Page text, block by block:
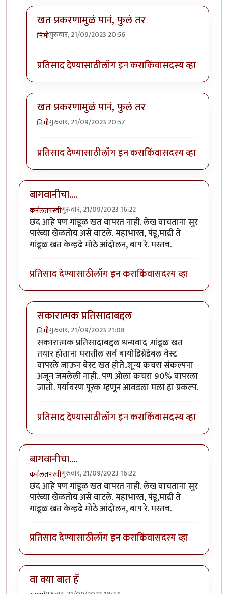
खत प्रकरणामुळं पानं, फुलं तर
निमीगुरुवार, 21/09/2023 20:56
प्रतिसाद देण्यासाठीलॉग इन कराकिंवासदस्य व्हा
खत प्रकरणामुळं पानं, फुलं तर
निमीगुरुवार, 21/09/2023 20:57
प्रतिसाद देण्यासाठीलॉग इन कराकिंवासदस्य व्हा
बागवानीचा....
कर्नलतपस्वीगुरुवार, 21/09/2023 16:22
छंद आहे पण गांडूळ खत वापरत नाही. लेख वाचताना सुर
पारंब्या खेळतोय असे वाटले. महाभारत, पंडू,माद्री ते
गांडूळ खत केव्हढे मोठे आंदोलन, बाप रे. मस्तच.
प्रतिसाद देण्यासाठीलॉग इन कराकिंवासदस्य व्हा
सकारात्मक प्रतिसादाबद्दल
निमीगुरुवार, 21/09/2023 21:08
In reply toबागवानीचा....byकर्नलतपस्वी
सकारात्मक प्रतिसादाबद्दल धन्यवाद .गांडूळ खत
तयार होताना घरातील सर्व बायोडिग्रेडेबल वेस्ट
वापरले जाऊन बेस्ट खत होते..शून्य कचरा संकल्पना
अजून जमलेली नाही.. पण ओला कचरा 90% वापरला
जातो. पर्यावरण पूरक म्हणून आवडला मला हा प्रकल्प.
प्रतिसाद देण्यासाठीलॉग इन कराकिंवासदस्य व्हा
बागवानीचा....
कर्नलतपस्वीगुरुवार, 21/09/2023 16:22
छंद आहे पण गांडूळ खत वापरत नाही. लेख वाचताना सुर
पारंब्या खेळतोय असे वाटले. महाभारत, पंडू,माद्री ते
गांडूळ खत केव्हढे मोठे आंदोलन, बाप रे. मस्तच.
प्रतिसाद देण्यासाठीलॉग इन कराकिंवासदस्य व्हा
वा क्या बात हॅ